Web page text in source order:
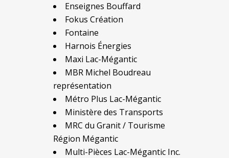
Enseignes Bouffard
Fokus Création
Fontaine
Harnois Énergies
Maxi Lac-Mégantic
MBR Michel Boudreau
représentation
Métro Plus Lac-Mégantic
Ministère des Transports
MRC du Granit / Tourisme
Région Mégantic
Multi-Pièces Lac-Mégantic Inc.